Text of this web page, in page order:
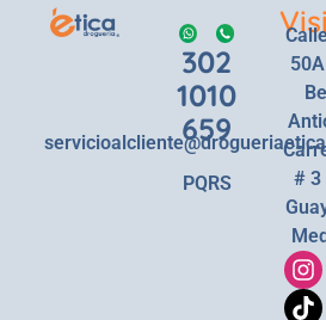
302
1010
659
PQRS
# 3